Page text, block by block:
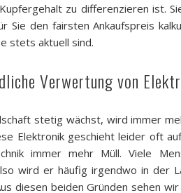
zu differenzieren ist.
Sie den fairsten Ankaufspreis
stets aktuell sind.
Verwertung von
stetig wächst, wird immer
Elektronik geschieht leider oft
immer mehr Müll. Viele
wird er häufig irgendwo in der
diesen beiden Gründen sehen